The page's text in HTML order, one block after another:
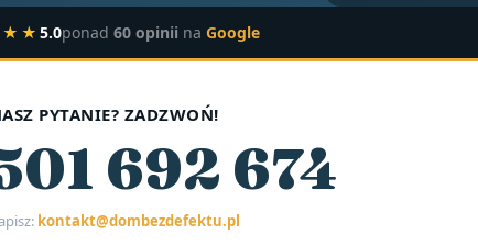
5.0ponad 60 opinii na Google
PYTANIE? ZADZWOŃ!
692 674
kontakt@dombezdefektu.pl